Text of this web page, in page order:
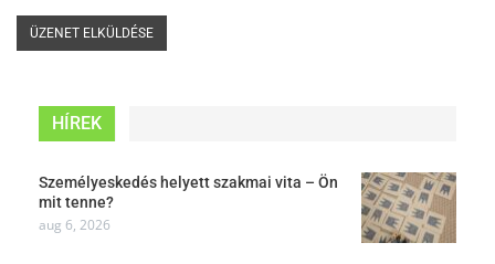
HÍREK
Személyeskedés helyett szakmai vita – Ön
mit tenne?
aug 6, 2026